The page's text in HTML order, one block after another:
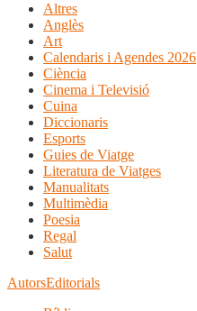
Altres
Anglès
Art
Calendaris i Agendes 2026
Ciència
Cinema i Televisió
Cuina
Diccionaris
Esports
Guies de Viatge
Literatura de Viatges
Manualitats
Multimèdia
Poesia
Regal
Salut
AutorsEditorials